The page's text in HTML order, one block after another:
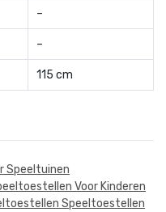
–
–
115 cm
Speeltuinen
Voor Kinderen
Speeltoestellen